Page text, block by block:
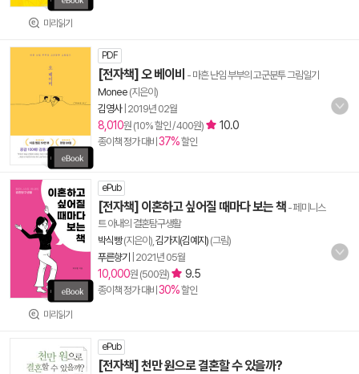
미리읽기
PDF
[전자책] 오 베이비 - 마흔 난임 부부의 고군분투 그림일기
Monee (지은이)
김영사| 2019년 02월
8,010원 (10% 할인 / 400원) 10.0
종이책 정가 대비 37%할인
미리읽기
ePub
[전자책] 이혼하고 싶어질 때마다 보는 책 - 페미니스
트 아내의 결혼탐구생활
박식빵(지은이), 김가지(김예지) (그림)
푸른향기
2021년 05월
10,000원 (500원) 9.5
종이책 정가 대비 30%할인
ePub
[전자책] 천만 원으로 결혼할 수 있을까?